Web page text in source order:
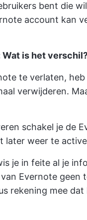
bent die
account kan
is het
te verlaten,
verwijderen.
schakel je de
later weer te
je in feite al je
Evernote geen
rekening mee